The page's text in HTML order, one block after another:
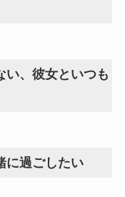
い、彼女といつも
に過ごしたい